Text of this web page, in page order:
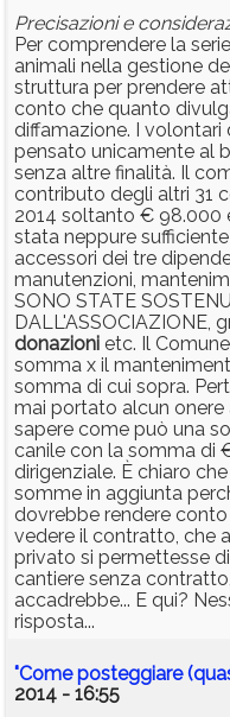
Precisazioni e
Per comprendere la
animali nella gestione
struttura per prendere
conto che quanto
diffamazione. I
pensato unicamente al
senza altre finalità. Il
contributo degli altri 31
2014 soltanto € 98.000
stata neppure
accessori dei tre
manutenzioni,
SONO STATE
DALL'ASSOCIAZIONE,
donazioni etc. Il
somma x il
somma di cui sopra.
mai portato alcun onere
sapere come può una
canile con la somma di
dirigenziale. È chiaro
somme in aggiunta
dovrebbe rendere
vedere il contratto, che
privato si permettesse
cantiere senza
accadrebbe... E qui?
risposta...
"Come posteggiare
2014 - 16:55